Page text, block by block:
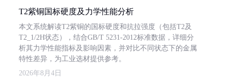
T2紫铜国标硬度及力学性能分析
本文系统解读T2紫铜的国标硬度和抗拉强度（包括T2及
T2_1/2H状态），结合GB/T 5231-2012标准数据，详细分
析其力学性能指标及影响因素，并对比不同状态下的金属
特性差异，为工业选材提供参考。
2026年8月4日